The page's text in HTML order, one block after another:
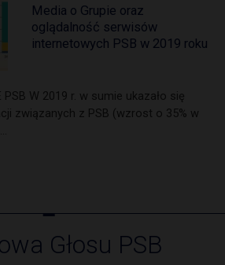
Media o Grupie oraz
oglądalność serwisów
internetowych PSB w 2019 roku
PSB W 2019 r. w sumie ukazało się
związanych z PSB (wzrost o 35% w
Głosu PSB